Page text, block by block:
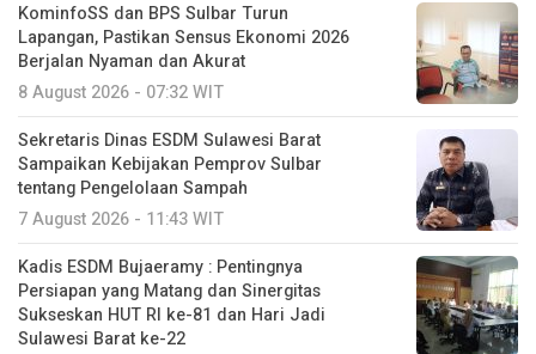
KominfoSS dan BPS Sulbar Turun
Lapangan, Pastikan Sensus Ekonomi 2026
Berjalan Nyaman dan Akurat
8 August 2026 - 07:32 WIT
Sekretaris Dinas ESDM Sulawesi Barat
Sampaikan Kebijakan Pemprov Sulbar
tentang Pengelolaan Sampah
7 August 2026 - 11:43 WIT
Kadis ESDM Bujaeramy : Pentingnya
Persiapan yang Matang dan Sinergitas
Sukseskan HUT RI ke-81 dan Hari Jadi
Sulawesi Barat ke-22